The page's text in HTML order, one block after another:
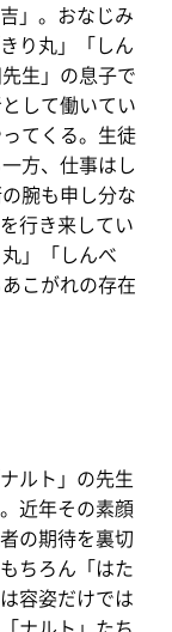
」。おなじみ
り丸」「しん
生」の息子で
して働いてい
てくる。生徒
方、仕事はし
腕も申し分な
行き来してい
」「しんべ
こがれの存在
ルト」の先生
近年その素顔
の期待を裏切
ちろん「はた
容姿だけでは